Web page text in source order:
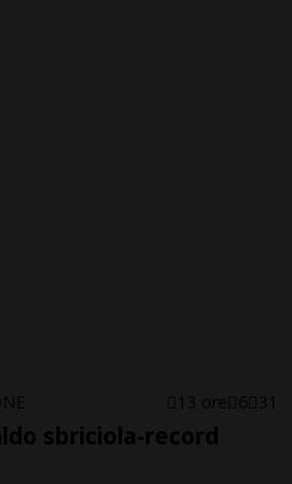
13 ore 6 31
sbriciola-record